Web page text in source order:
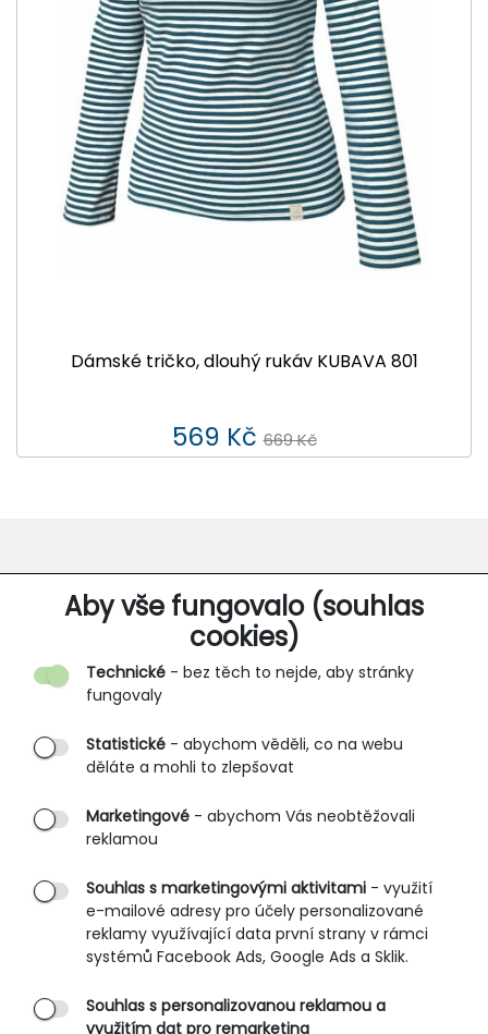
Aby vše fungovalo (souhlas
cookies)
Technické - bez těch to nejde, aby stránky
fungovaly
Statistické - abychom věděli, co na webu
děláte a mohli to zlepšovat
Marketingové - abychom Vás neobtěžovali
reklamou
Souhlas s marketingovými aktivitami - využití
e-mailové adresy pro účely personalizované
reklamy využívající data první strany v rámci
systémů Facebook Ads, Google Ads a Sklik.
Souhlas s personalizovanou reklamou a
využitím dat pro remarketing
Dámské tričko, dlouhý rukáv KUBAVA 801
569 Kč 669 Kč
O SPOLEČNOSTI
O nás
Partnerské prodejny
B2B vstup
PRŮVODCE NAKUPOVÁNÍM
Obchodní podmínky
Rozměrové tabulky
Způsoby doručení
Ochrana osobních údajů
SLUŽBY ZÁKAZNÍKŮM